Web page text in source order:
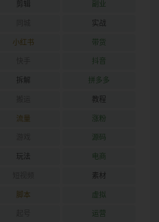
剪辑 副业
实战
小红书 带货
抖音
拆解 拼多多
教程
流量 涨粉
源码
玩法 电商
素材
脚本 虚拟
运营